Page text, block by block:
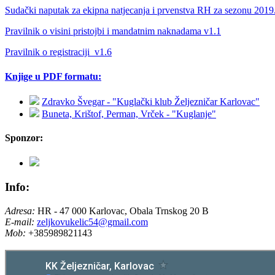
Sudački naputak za ekipna natjecanja i prvenstva RH za sezonu
Pravilnik o visini pristojbi i mandatnim naknadama v1.1
Pravilnik o registraciji_v1.6
Knjige u PDF formatu:
Zdravko Švegar - "Kuglački klub Željezničar Karlovac"
Buneta, Krištof, Perman, Vrček - "Kuglanje"
Sponzor:
Info:
Adresa: HR - 47 000 Karlovac, Obala Trnskog 20 B
E-mail: zeljkovukelic54@gmail.com
Mob: +385989821143